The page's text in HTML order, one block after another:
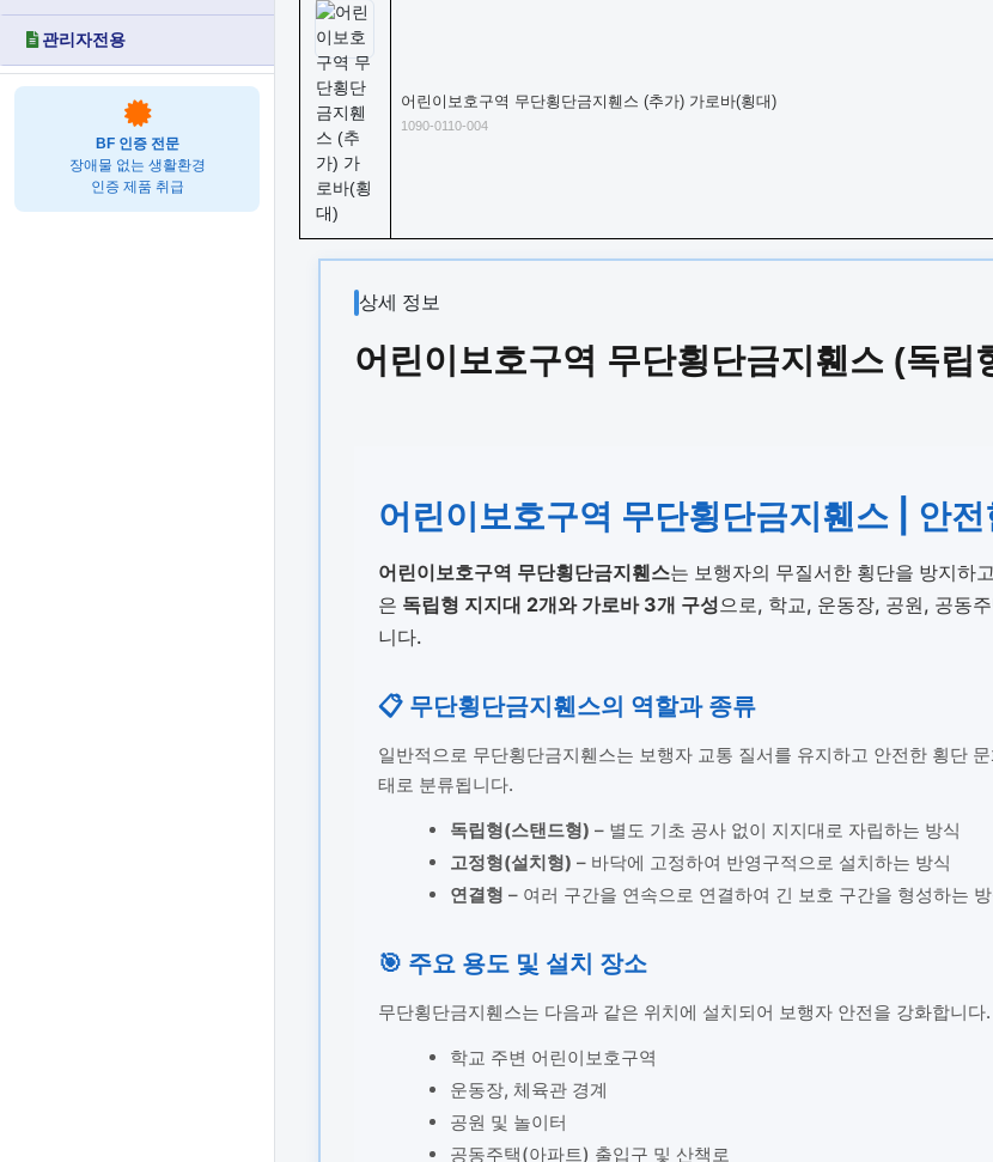
관리자전용
BF 인증 전문
장애물 없는 생활환경
인증 제품 취급
어린이보호구역 무단횡단금지휀스 (추가) 가로바(횡대)
1090-0110-004
상세 정보
어린이보호구역 무단횡단금지휀스 (독립
어린이보호구역 무단횡단금지휀스 | 안
어린이보호구역 무단횡단금지휀스는 보행자의 무질서한 횡단을 방지하
은 독립형 지지대 2개와 가로바 3개 구성으로, 학교, 운동장, 공원, 공동
니다.
📋 무단횡단금지휀스의 역할과 종류
일반적으로 무단횡단금지휀스는 보행자 교통 질서를 유지하고 안전한 횡단
태로 분류됩니다.
독립형(스탠드형) – 별도 기초 공사 없이 지지대로 자립하는 방식
고정형(설치형) – 바닥에 고정하여 반영구적으로 설치하는 방식
연결형 – 여러 구간을 연속으로 연결하여 긴 보호 구간을 형성하는
🎯 주요 용도 및 설치 장소
무단횡단금지휀스는 다음과 같은 위치에 설치되어 보행자 안전을 강화합니다.
학교 주변 어린이보호구역
운동장, 체육관 경계
공원 및 놀이터
공동주택(아파트) 출입구 및 산책로